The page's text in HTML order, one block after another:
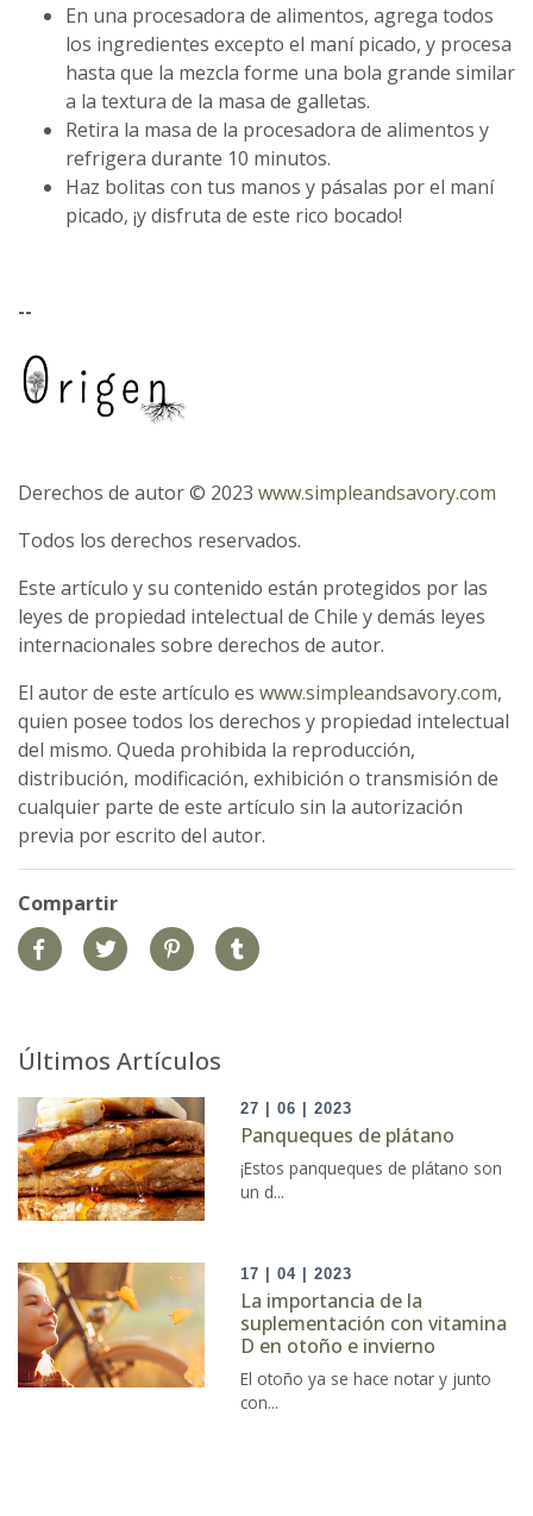
En una procesadora de alimentos, agrega todos
los ingredientes excepto el maní picado, y procesa
hasta que la mezcla forme una bola grande similar
a la textura de la masa de galletas.
Retira la masa de la procesadora de alimentos y
refrigera durante 10 minutos.
Haz bolitas con tus manos y pásalas por el maní
picado, ¡y disfruta de este rico bocado!
--
Derechos de autor © 2023 www.simpleandsavory.com
Todos los derechos reservados.
Este artículo y su contenido están protegidos por las
leyes de propiedad intelectual de Chile y demás leyes
internacionales sobre derechos de autor.
El autor de este artículo es www.simpleandsavory.com,
quien posee todos los derechos y propiedad intelectual
del mismo. Queda prohibida la reproducción,
distribución, modificación, exhibición o transmisión de
cualquier parte de este artículo sin la autorización
previa por escrito del autor.
Compartir
Últimos Artículos
27 | 06 | 2023
Panqueques de plátano
¡Estos panqueques de plátano son
un d...
17 | 04 | 2023
La importancia de la
suplementación con vitamina
D en otoño e invierno
El otoño ya se hace notar y junto
con...